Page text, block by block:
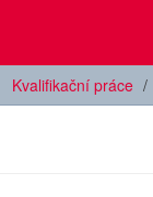
Kvalifikační práce